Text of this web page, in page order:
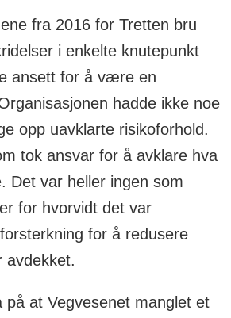
kompetanseheving på
vedlikehold av trebruer.
skal etableres)
fra 2016 for Tretten bru
i enkelte knutepunkt
ansett for å være en
hadde ikke noe
opp uavklarte risikoforhold.
tok ansvar for å avklare hva
Det var heller ingen som
for hvorvidt det var
for å redusere
avdekket.
på at Vegvesenet manglet et